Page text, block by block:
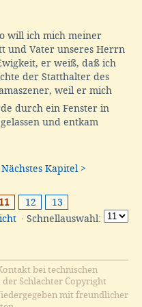
will ich mich meiner
und Vater unseres Herrn
er weiß, daß ich
der Statthalter des
weil er mich
durch ein Fenster in
und entkam
Nächstes Kapitel >
11 12
13
· Schnellauswahl:
bei technischen
der Schlachter Copyright
mit freundlicher